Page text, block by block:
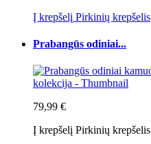
Į krepšelį Pirkinių krepšelis
Prabangūs odiniai...
79,99 €
Į krepšelį Pirkinių krepšelis